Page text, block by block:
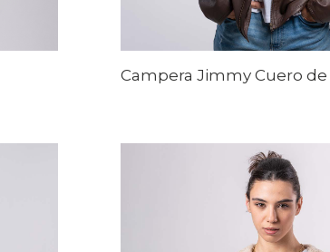
Campera Jimmy Cuero de